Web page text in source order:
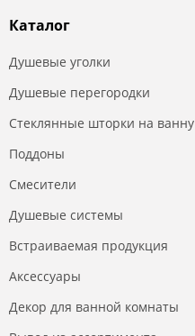
Каталог
Душевые уголки
Душевые перегородки
Стеклянные шторки на ванну
Поддоны
Смесители
Душевые системы
Встраиваемая продукция
Аксессуары
Декор для ванной комнаты